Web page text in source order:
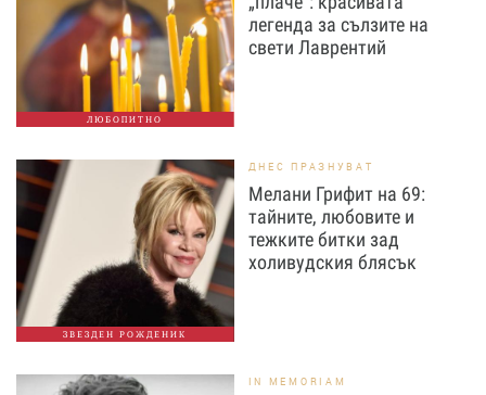
ЛЮБОПИТНО
легенда за сълзите на
свети Лаврентий
ЗВЕЗДЕН РОЖДЕНИК
ДНЕС ПРАЗНУВАТ
Мелани Грифит на 69:
тайните, любовите и
тежките битки зад
холивудския блясък
IN MEMORIAM